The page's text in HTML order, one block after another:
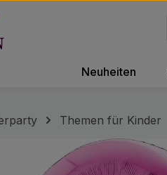
springen
Neuheiten
Themen für Kinder